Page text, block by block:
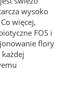
wysoko
więcej,
FOS i
flory